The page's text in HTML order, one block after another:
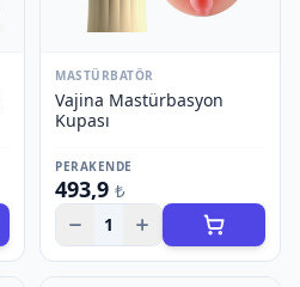
MASTÜRBATÖR
Vajina Mastürbasyon
Kupası
PERAKENDE
493,9 ₺
1